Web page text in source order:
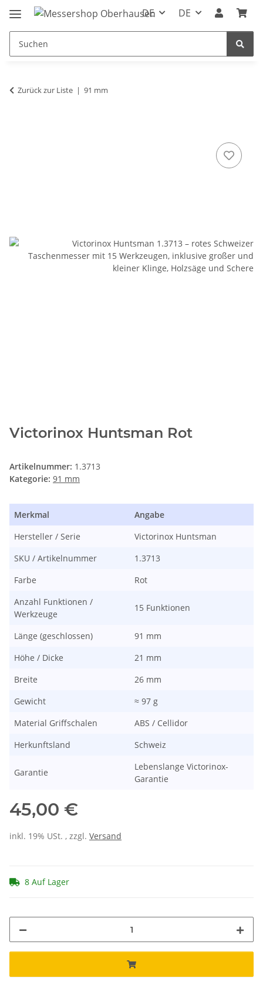
DE DE
Zurück zur Liste 91 mm
Victorinox Huntsman Rot
Artikelnummer: 1.3713
Kategorie: 91 mm
Merkmal
Angabe
Hersteller / Serie
Victorinox Huntsman
SKU / Artikelnummer
1.3713
Farbe
Rot
Anzahl Funktionen /
Werkzeuge
15 Funktionen
Länge (geschlossen)
91 mm
Höhe / Dicke
21 mm
Breite
26 mm
Gewicht
≈ 97 g
Material Griffschalen
ABS / Cellidor
Herkunftsland
Schweiz
Garantie
Lebenslange Victorinox-
Garantie
45,00 €
inkl. 19% USt. , zzgl. Versand
8 Auf Lager